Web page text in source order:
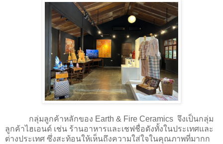
กลุ่มลูกค้าหลักของ Earth & Fire Ceramics จึงเป็นกลุ่ม
ลูกค้าไฮเอนด์ เช่น ร้านอาหารและเชฟชื่อดังทั้งในประเทศและ
ต่างประเทศ ซึ่งสะท้อนให้เห็นถึงความใส่ใจในคุณภาพที่มากก